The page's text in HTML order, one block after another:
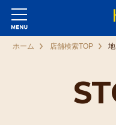
ホーム 店舗検索TOP